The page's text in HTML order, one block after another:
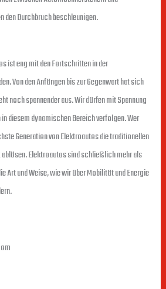
den Durchbruch beschleunigen.
ist eng mit den Fortschritten in der
Von den Anfängen bis zur Gegenwart hat sich
noch spannender aus. Wir dürfen mit Spannung
diesem dynamischen Bereich verfolgen. Wer
Generation von Elektroautos die traditionellen
Elektroautos sind schließlich mehr als
Art und Weise, wie wir über Mobilität und Energie